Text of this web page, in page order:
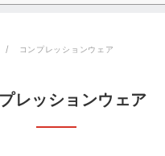
キング コンバース（
バートル
コンプレッションウェア
レッションウェア